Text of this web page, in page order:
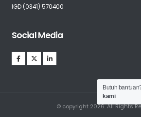
IGD (0341) 570400
Social Media
© copyright 2026. All Rights
Butuh
kami